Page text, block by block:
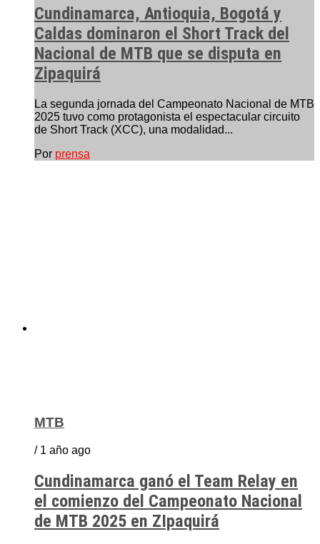
Cundinamarca, Antioquia, Bogotá y
Caldas dominaron el Short Track del
Nacional de MTB que se disputa en
Zipaquirá
La segunda jornada del Campeonato Nacional de MTB
2025 tuvo como protagonista el espectacular circuito
de Short Track (XCC), una modalidad...
Por prensa
MTB
/ 1 año ago
Cundinamarca ganó el Team Relay en
el comienzo del Campeonato Nacional
de MTB 2025 en ZIpaquirá